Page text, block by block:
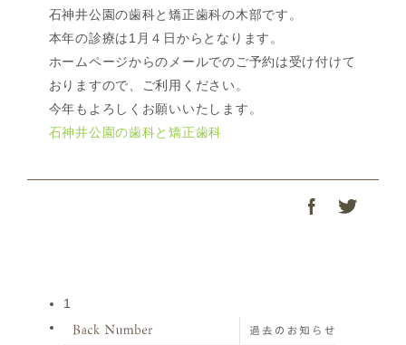
石神井公園の歯科と矯正歯科の木部です。
本年の診療は1月４日からとなります。
ホームページからのメールでのご予約は受け付けて
おりますので、ご利用ください。
今年もよろしくお願いいたします。
石神井公園の歯科と矯正歯科
1